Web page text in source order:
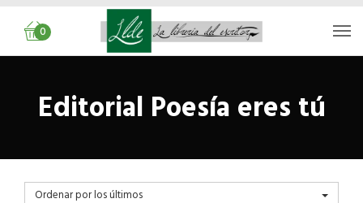
0
Editorial Poesía eres tú
Ordenar por los últimos